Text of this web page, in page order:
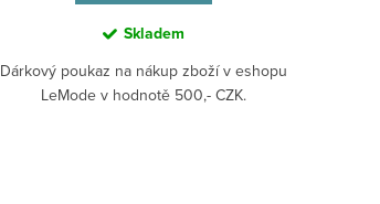
Skladem
Dárkový poukaz na nákup zboží v eshopu
LeMode v hodnotě 500,- CZK.